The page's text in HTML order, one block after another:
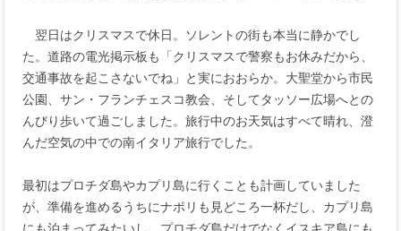
翌日はクリスマスで休日。ソレントの街も本当に静かでし
た。道路の電光掲示板も「クリスマスで警察もお休みだから、
交通事故を起こさないでね」と実におおらか。大聖堂から市民
公園、サン・フランチェスコ教会、そしてタッソー広場へとの
んびり歩いて過ごしました。旅行中のお天気はすべて晴れ、澄
んだ空気の中での南イタリア旅行でした。
最初はプロチダ島やカプリ島に行くことも計画していました
が、準備を進めるうちにナポリも見どころ一杯だし、カプリ島